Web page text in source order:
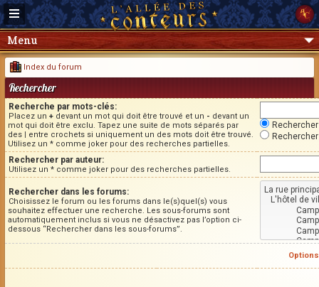
Menu
Index du forum
Rechercher
Recherche par mots-clés:
Placez un + devant un mot qui doit être trouvé et un - devant un
mot qui doit être exclu. Tapez une suite de mots séparés par
des | entre crochets si uniquement un des mots doit être trouvé.
Utilisez un * comme joker pour des recherches partielles.
Rechercher par auteur:
Utilisez un * comme joker pour des recherches partielles.
Rechercher dans les forums:
Choisissez le forum ou les forums dans le(s)quel(s) vous
souhaitez effectuer une recherche. Les sous-forums sont
automatiquement inclus si vous ne désactivez pas l’option ci-
dessous “Rechercher dans les sous-forums”.